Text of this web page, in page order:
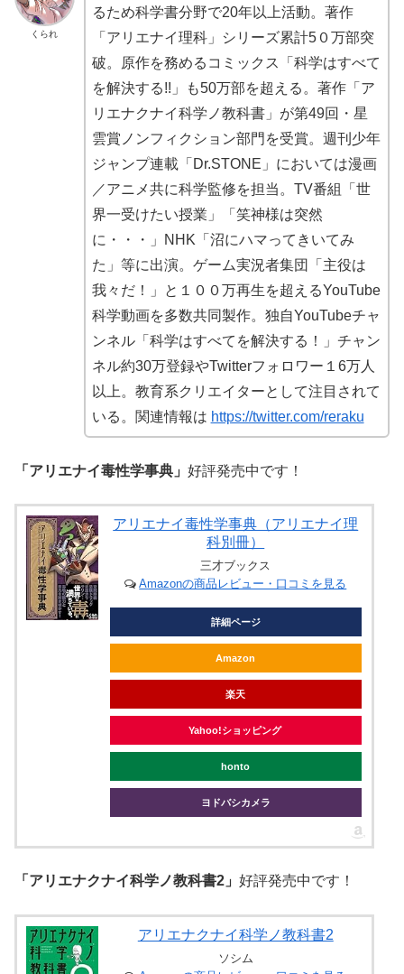
くられ
るため科学書分野で20年以上活動。著作
「アリエナイ理科」シリーズ累計5０万部突
破。原作を務めるコミックス「科学はすべて
を解決する!!」も50万部を超える。著作「ア
リエナクナイ科学ノ教科書」が第49回・星
雲賞ノンフィクション部門を受賞。週刊少年
ジャンプ連載「Dr.STONE」においては漫画
／アニメ共に科学監修を担当。TV番組「世
界一受けたい授業」「笑神様は突然
に・・・」NHK「沼にハマってきいてみ
た」等に出演。ゲーム実況者集団「主役は
我々だ！」と１００万再生を超えるYouTube
科学動画を多数共同製作。独自YouTubeチャ
ンネル「科学はすべてを解決する！」チャン
ネル約30万登録やTwitterフォロワー１6万人
以上。教育系クリエイターとして注目されて
いる。関連情報は https://twitter.com/reraku
「アリエナイ毒性学事典」 好評発売中です！
アリエナイ毒性学事典（アリエナイ理
科別冊）
三才ブックス
Amazonの商品レビュー・口コミを見る
詳細ページ
Amazon
楽天
Yahoo!ショッピング
honto
ヨドバシカメラ
「アリエナクナイ科学ノ教科書2」 好評発売中です！
アリエナクナイ科学ノ教科書2
ソシム